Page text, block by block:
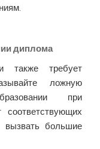
диплома
также требует
ложную
при
большие